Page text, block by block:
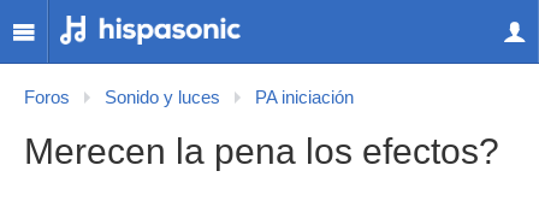
Foros Sonido y luces PA iniciación
Merecen la pena los efectos?